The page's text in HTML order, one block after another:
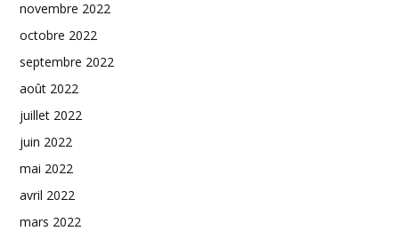
novembre 2022
octobre 2022
septembre 2022
août 2022
juillet 2022
juin 2022
mai 2022
avril 2022
mars 2022